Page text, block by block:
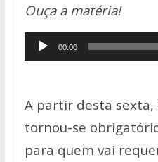
at
s
A
p
e
b
o
k
itt
er y
Li
k
Ouça a matéria!
Tocador
de
00:00
A partir desta sexta,
tornou-se
para quem vai